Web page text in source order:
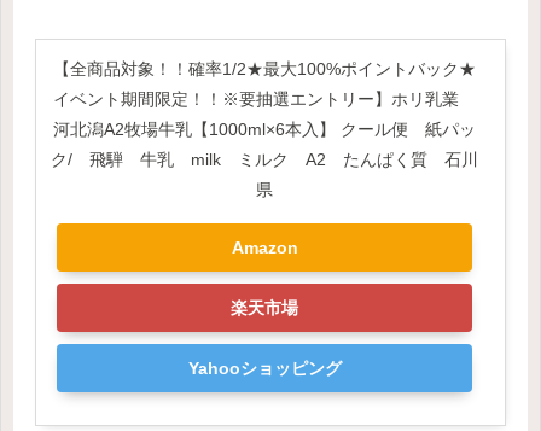
【全商品対象！！確率1/2★最大100%ポイントバック★
イベント期間限定！！※要抽選エントリー】ホリ乳業
河北潟A2牧場牛乳【1000ml×6本入】 クール便 紙パッ
ク/ 飛騨 牛乳 milk ミルク A2 たんぱく質 石川
県
Amazon
楽天市場
Yahooショッピング